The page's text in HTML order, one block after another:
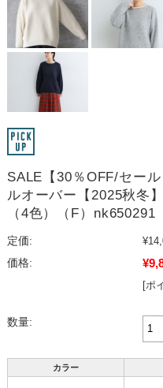
SALE【30％OFF/セー
ルオーバー【2025秋冬
（4色）（F）nk650291
定価:
価格:
[ポ
数量:
カラー